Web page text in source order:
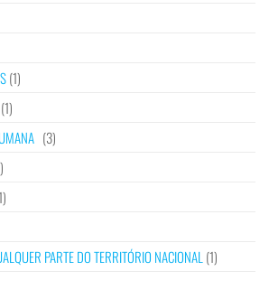
(1)
(1)
(3)
PARTE DO TERRITÓRIO NACIONAL (1)